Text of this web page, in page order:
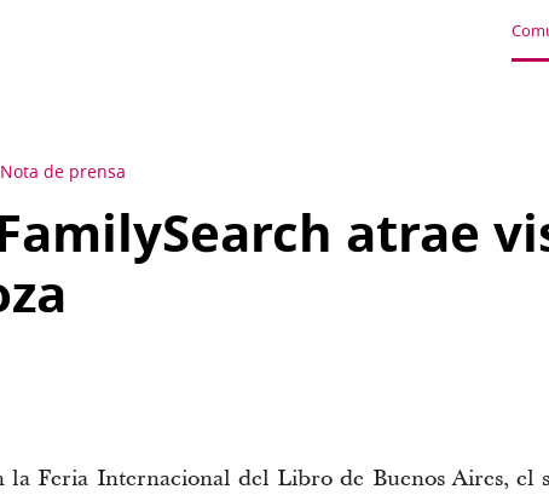
Nota de prensa
atrae
la Feria Internacional del Libro de Buenos Aires, el